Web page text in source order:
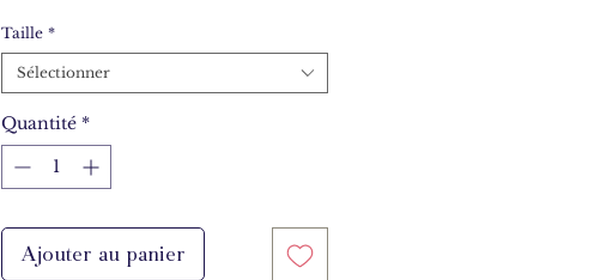
Taille *
Sélectionner
Quantité *
Ajouter au panier